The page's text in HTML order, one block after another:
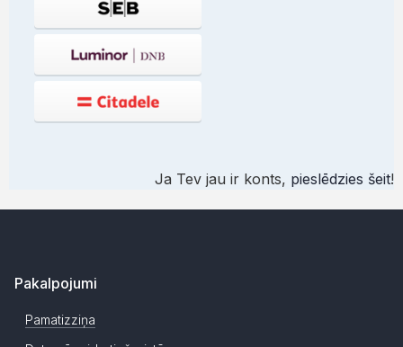
Ja Tev jau ir konts, pieslēdzies šeit!
Pakalpojumi
Pamatizziņa